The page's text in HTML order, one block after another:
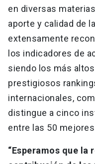
en diversas
aporte y calidad de
extensamente
los indicadores de
siendo los más
prestigiosos
internacionales,
distingue a cinco
entre las 50
“Esperamos que